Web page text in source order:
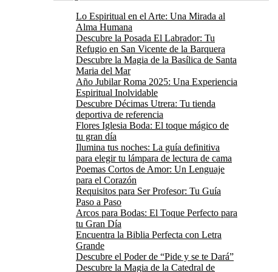
Lo Espiritual en el Arte: Una Mirada al
Alma Humana
Descubre la Posada El Labrador: Tu
Refugio en San Vicente de la Barquera
Descubre la Magia de la Basílica de Santa
Maria del Mar
Año Jubilar Roma 2025: Una Experiencia
Espiritual Inolvidable
Descubre Décimas Utrera: Tu tienda
deportiva de referencia
Flores Iglesia Boda: El toque mágico de
tu gran día
Ilumina tus noches: La guía definitiva
para elegir tu lámpara de lectura de cama
Poemas Cortos de Amor: Un Lenguaje
para el Corazón
Requisitos para Ser Profesor: Tu Guía
Paso a Paso
Arcos para Bodas: El Toque Perfecto para
tu Gran Día
Encuentra la Biblia Perfecta con Letra
Grande
Descubre el Poder de “Pide y se te Dará”
Descubre la Magia de la Catedral de